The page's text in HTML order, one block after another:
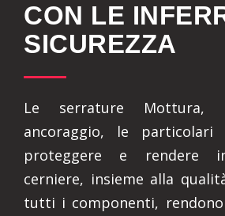
CON LE
SICUREZZA
Le serrature
ancoraggio, le particolari
proteggere e rendere
cerniere, insieme alla
tutti i componenti,